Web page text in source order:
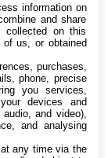
Humour
information on
and share
collected on this
us, or obtained
purchases,
phone, precise
you services,
devices and
and video),
and analysing
any time via the